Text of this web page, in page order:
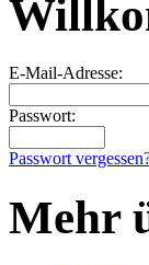
E-Mail-Adresse:
Passwort:
Passwort
Mehr